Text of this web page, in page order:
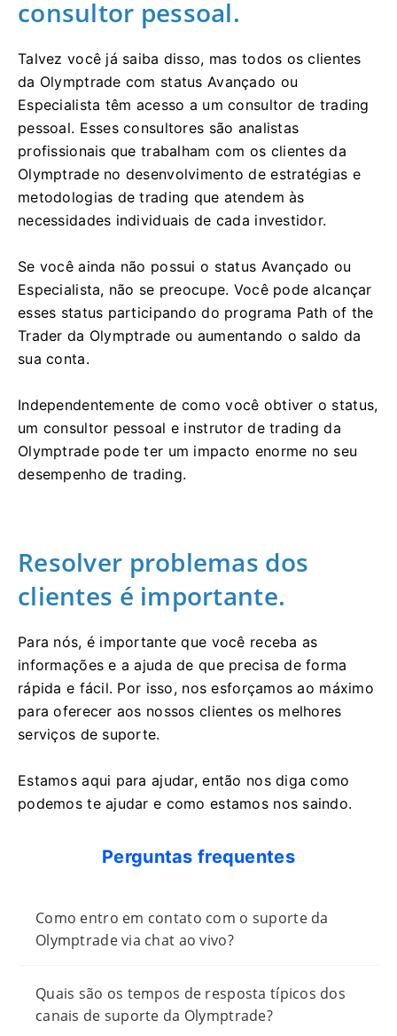
consultor pessoal.
Talvez você já saiba disso, mas todos os clientes
da Olymptrade com status Avançado ou
Especialista têm acesso a um consultor de trading
pessoal. Esses consultores são analistas
profissionais que trabalham com os clientes da
Olymptrade no desenvolvimento de estratégias e
metodologias de trading que atendem às
necessidades individuais de cada investidor.
Se você ainda não possui o status Avançado ou
Especialista, não se preocupe. Você pode alcançar
esses status participando do programa Path of the
Trader da Olymptrade ou aumentando o saldo da
sua conta.
Independentemente de como você obtiver o status,
um consultor pessoal e instrutor de trading da
Olymptrade pode ter um impacto enorme no seu
desempenho de trading.
Resolver problemas dos
clientes é importante.
Para nós, é importante que você receba as
informações e a ajuda de que precisa de forma
rápida e fácil. Por isso, nos esforçamos ao máximo
para oferecer aos nossos clientes os melhores
serviços de suporte.
Estamos aqui para ajudar, então nos diga como
podemos te ajudar e como estamos nos saindo.
Perguntas frequentes
Como entro em contato com o suporte da
Olymptrade via chat ao vivo?
Quais são os tempos de resposta típicos dos
canais de suporte da Olymptrade?